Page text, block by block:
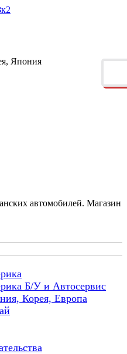
Япония
Б/У и Автосервис
Корея, Европа